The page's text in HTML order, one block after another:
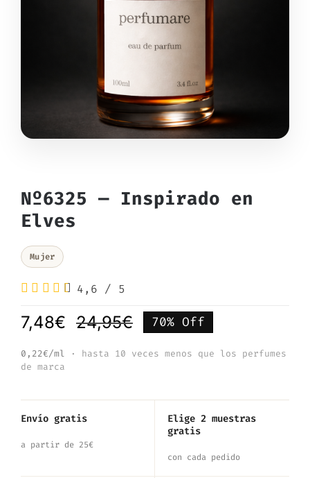
Nº6325 — Inspirado en
Elves
Mujer
4,6 / 5
24,95€El
precio
24,95€.
7,48€
El
precio
7,48€.
70% Off
0,22€/ml
· hasta 10 veces menos que los perfumes
de marca
Envío gratis
a partir de 25€
Elige 2 muestras
gratis
con cada pedido